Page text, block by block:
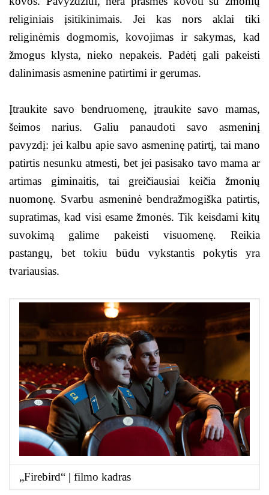
religiniais įsitikinimais. Jei kas nors aklai tiki
religinėmis dogmomis, kovojimas ir sakymas, kad
žmogus klysta, nieko nepakeis. Padėtį gali pakeisti
dalinimasis asmenine patirtimi ir gerumas.
Įtraukite savo bendruomenę, įtraukite savo mamas,
šeimos narius. Galiu panaudoti savo asmeninį
pavyzdį: jei kalbu apie savo asmeninę patirtį, tai mano
patirtis nesunku atmesti, bet jei pasisako tavo mama ar
artimas giminaitis, tai greičiausiai keičia žmonių
nuomonę. Svarbu asmeninė bendražmogiška patirtis,
supratimas, kad visi esame žmonės. Tik keisdami kitų
suvokimą galime pakeisti visuomenę. Reikia
pastangų, bet tokiu būdu vykstantis pokytis yra
tvariausias.
„Firebird“ | filmo kadras